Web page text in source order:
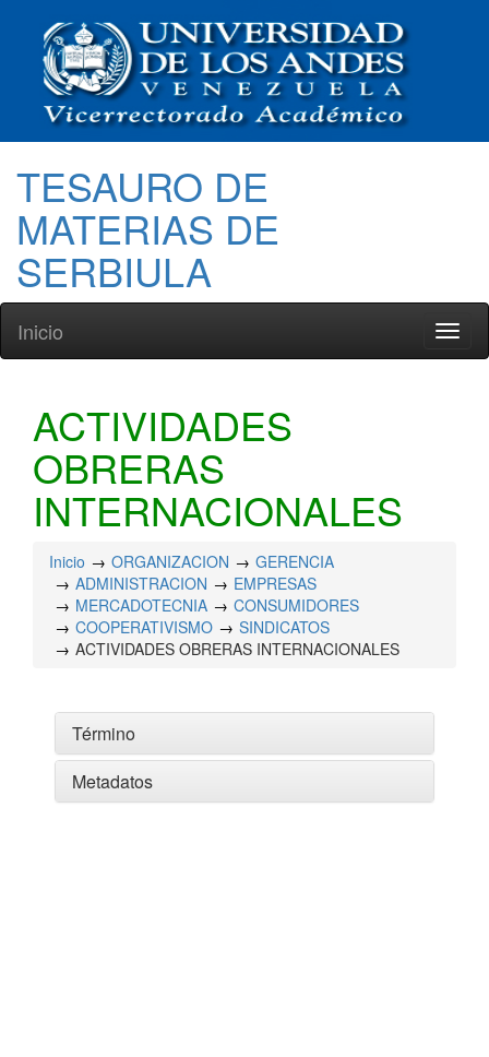
TESAURO DE
MATERIAS DE
SERBIULA
Inicio
ACTIVIDADES
OBRERAS
INTERNACIONALES
Inicio ORGANIZACION
GERENCIA
ADMINISTRACION
EMPRESAS
MERCADOTECNIA
CONSUMIDORES
COOPERATIVISMO
SINDICATOS
ACTIVIDADES OBRERAS INTERNACIONALES
Término
Metadatos